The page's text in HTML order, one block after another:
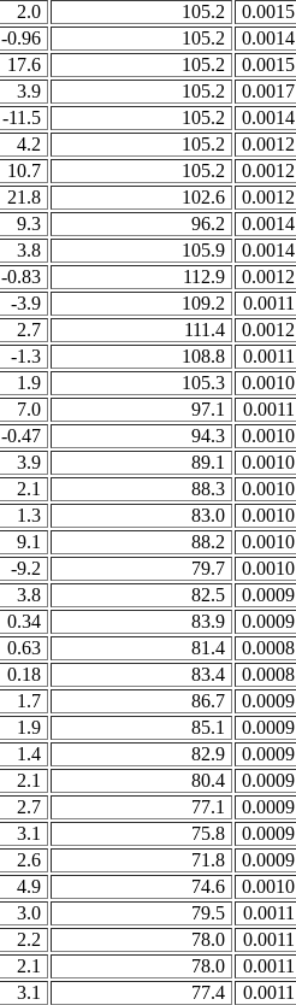
2.0 105.2 0.0015
-0.96 105.2 0.0014
17.6 105.2 0.0015
3.9 105.2 0.0017
-11.5 105.2 0.0014
4.2 105.2 0.0012
10.7 105.2 0.0012
21.8 102.6 0.0012
9.3 96.2 0.0014
3.8 105.9 0.0014
-0.83 112.9 0.0012
-3.9 109.2 0.0011
2.7 111.4 0.0012
-1.3 108.8 0.0011
1.9 105.3 0.0010
7.0 97.1 0.0011
-0.47 94.3 0.0010
3.9 89.1 0.0010
2.1 88.3 0.0010
1.3 83.0 0.0010
9.1 88.2 0.0010
-9.2 79.7 0.0010
3.8 82.5 0.0009
0.34 83.9 0.0009
0.63 81.4 0.0008
0.18 83.4 0.0008
1.7 86.7 0.0009
1.9 85.1 0.0009
1.4 82.9 0.0009
2.1 80.4 0.0009
2.7 77.1 0.0009
3.1 75.8 0.0009
2.6 71.8 0.0009
4.9 74.6 0.0010
3.0 79.5 0.0011
2.2 78.0 0.0011
2.1 78.0 0.0011
3.1 77.4 0.0011